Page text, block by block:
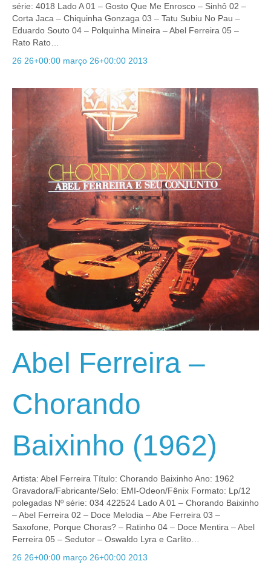
série: 4018 Lado A 01 – Gosto Que Me Enrosco – Sinhô 02 –
Corta Jaca – Chiquinha Gonzaga 03 – Tatu Subiu No Pau –
Eduardo Souto 04 – Polquinha Mineira – Abel Ferreira 05 –
Rato Rato…
26 26+00:00 março 26+00:00 2013
Abel Ferreira –
Chorando
Baixinho (1962)
Artista: Abel Ferreira Título: Chorando Baixinho Ano: 1962
Gravadora/Fabricante/Selo: EMI-Odeon/Fênix Formato: Lp/12
polegadas Nº série: 034 422524 Lado A 01 – Chorando Baixinho
– Abel Ferreira 02 – Doce Melodia – Abe Ferreira 03 –
Saxofone, Porque Choras? – Ratinho 04 – Doce Mentira – Abel
Ferreira 05 – Sedutor – Oswaldo Lyra e Carlito…
26 26+00:00 março 26+00:00 2013